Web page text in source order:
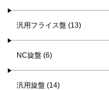
汎用フライス盤 (13)
NC旋盤 (6)
汎用旋盤 (14)